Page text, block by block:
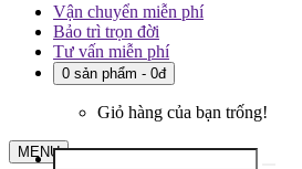
Vận chuyển miễn phí
Bảo trì trọn đời
Tư vấn miễn phí
0 sản phẩm - 0đ
Giỏ hàng của bạn trống!
MENU